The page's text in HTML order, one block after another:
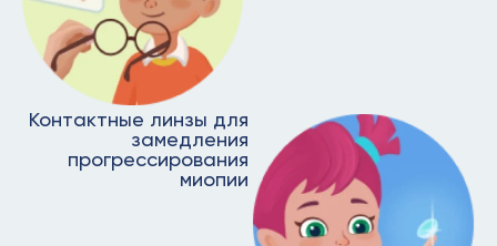
Контактные линзы для
замедления
прогрессирования
миопии